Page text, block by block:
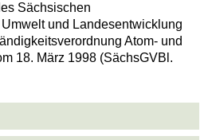
Sächsischen
und Landesentwicklung
Atom- und
18. März 1998 (SächsGVBl.